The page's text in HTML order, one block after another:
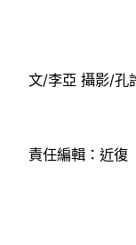
文/李亞 攝影/孔
責任編輯：近復